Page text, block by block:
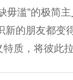
毋滥”的极简
新的朋友都变
特质，将彼此